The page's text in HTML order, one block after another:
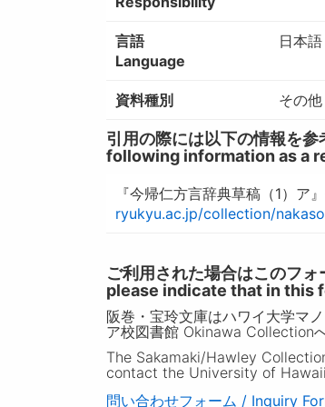
言語
Language
日本
資料種別 その他
引用の際には以下の情報を
following information as a
『今帰仁方言辞典草稿（1）ア
ryukyu.ac.jp/collection/
ご利用された場合はこのフ
please indicate that in this
阪巻・宝玲文庫はハワイ大学マ
ア校図書館 Okinawa Collection
The Sakamaki/Hawley
contact the University of
問い合わせフォーム / Inquiry